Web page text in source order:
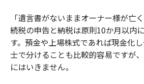
「遺言書がないままオーナー様が亡
続税の申告と納税は原則10か月以内
す。預金や上場株式であれば現金化
士で分けることも比較的容易ですが
にはいきません。